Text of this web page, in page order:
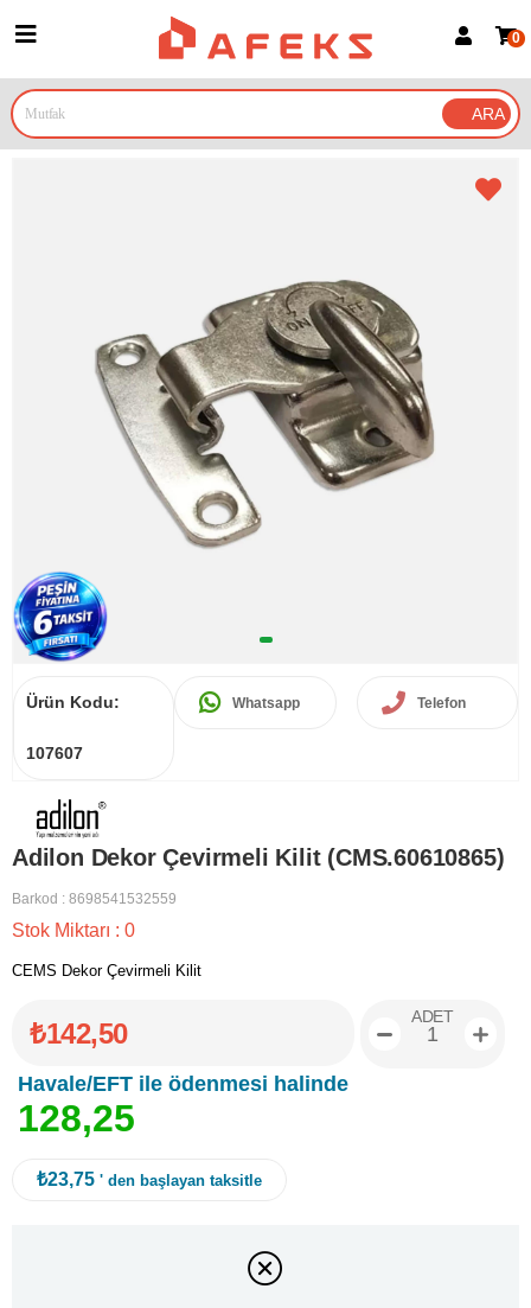
Google İle Bağlan
0
Ürün Kodu:
107607
Whatsapp Telefon
Adilon Dekor Çevirmeli Kilit (CMS.60610865)
Barkod : 8698541532559
Stok Miktarı : 0
CEMS Dekor Çevirmeli Kilit
₺142,50
Havale/EFT ile ödenmesi halinde
128,25
ADET
₺23,75 ' den başlayan taksitle